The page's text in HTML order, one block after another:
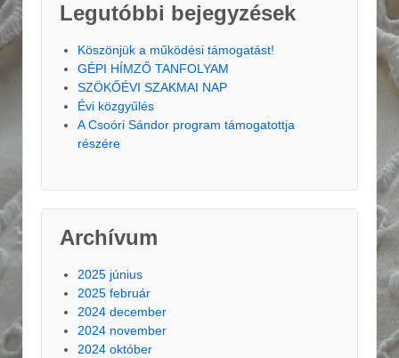
Legutóbbi bejegyzések
Köszönjük a működési támogatást!
GÉPI HÍMZŐ TANFOLYAM
SZÖKŐÉVI SZAKMAI NAP
Évi közgyűlés
A Csoóri Sándor program támogatottja
részére
Archívum
2025 június
2025 február
2024 december
2024 november
2024 október